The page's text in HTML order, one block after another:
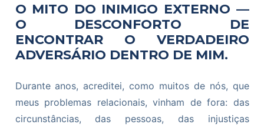
O MITO DO INIMIGO EXTERNO —
O DESCONFORTO DE
ENCONTRAR O VERDADEIRO
ADVERSÁRIO DENTRO DE MIM.
Durante anos, acreditei, como muitos de nós, que
meus problemas relacionais, vinham de fora: das
circunstâncias, das pessoas, das injustiças